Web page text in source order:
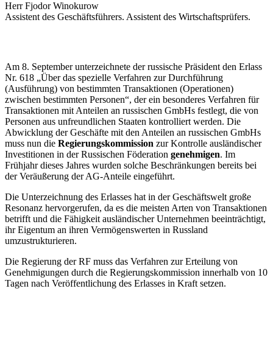
Herr Fjodor Winokurow
Assistent des Geschäftsführers. Assistent des Wirtschaftsprüfers.
Am 8. September unterzeichnete der russische Präsident den Erlass
Nr. 618 „Über das spezielle Verfahren zur Durchführung
(Ausführung) von bestimmten Transaktionen (Operationen)
zwischen bestimmten Personen“, der ein besonderes Verfahren für
Transaktionen mit Anteilen an russischen GmbHs festlegt, die von
Personen aus unfreundlichen Staaten kontrolliert werden. Die
Abwicklung der Geschäfte mit den Anteilen an russischen GmbHs
muss nun die Regierungskommission zur Kontrolle ausländischer
Investitionen in der Russischen Föderation genehmigen. Im
Frühjahr dieses Jahres wurden solche Beschränkungen bereits bei
der Veräußerung der AG-Anteile eingeführt.
Die Unterzeichnung des Erlasses hat in der Geschäftswelt große
Resonanz hervorgerufen, da es die meisten Arten von Transaktionen
betrifft und die Fähigkeit ausländischer Unternehmen beeinträchtigt,
ihr Eigentum an ihren Vermögenswerten in Russland
umzustrukturieren.
Die Regierung der RF muss das Verfahren zur Erteilung von
Genehmigungen durch die Regierungskommission innerhalb von 10
Tagen nach Veröffentlichung des Erlasses in Kraft setzen.